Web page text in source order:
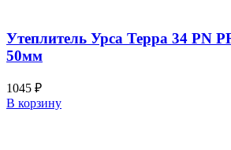
Утеплитель Урса Терра 34 PN
50мм
1045 ₽
В корзину